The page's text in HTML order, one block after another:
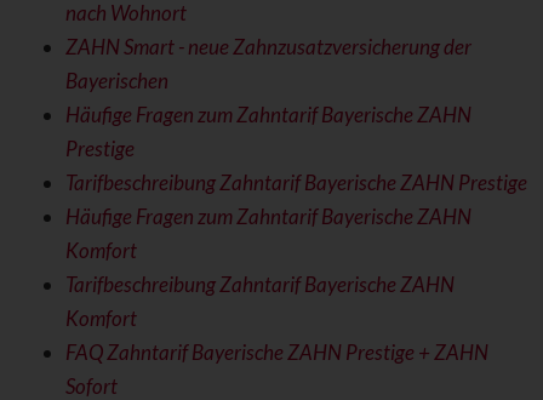
nach Wohnort
ZAHN Smart - neue Zahnzusatzversicherung der
Bayerischen
Häufige Fragen zum Zahntarif Bayerische ZAHN
Prestige
Tarifbeschreibung Zahntarif Bayerische ZAHN Prestige
Häufige Fragen zum Zahntarif Bayerische ZAHN
Komfort
Tarifbeschreibung Zahntarif Bayerische ZAHN
Komfort
FAQ Zahntarif Bayerische ZAHN Prestige + ZAHN
Sofort